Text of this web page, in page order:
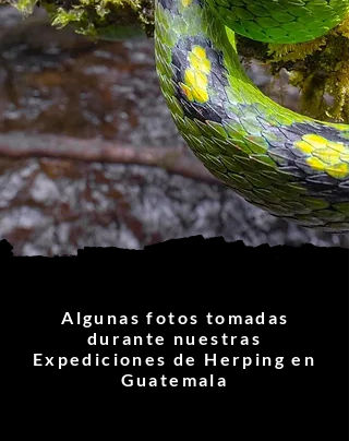
Algunas fotos tomadas
durante nuestras
Expediciones de Herping en
Guatemala